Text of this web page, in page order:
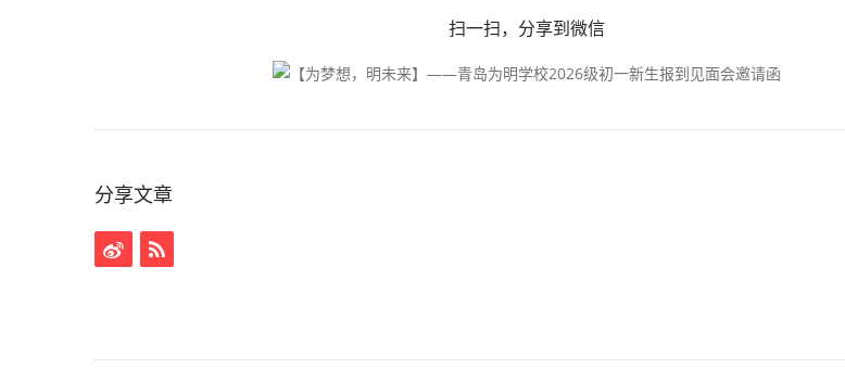
扫一扫，分享到微信
分享文章